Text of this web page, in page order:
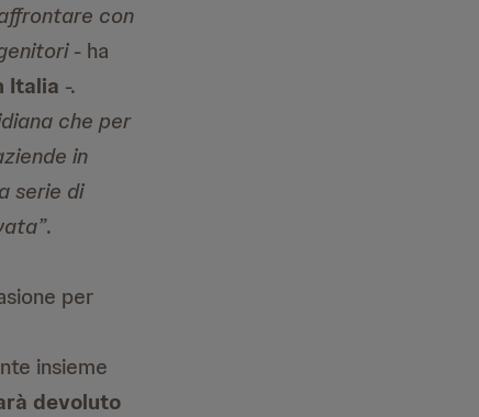
con
- ha
Italia -.
che per
in
serie di
.
per
insieme
devoluto